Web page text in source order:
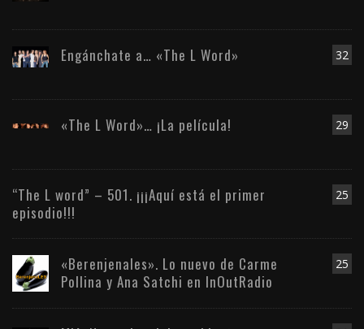
32
Engánchate a… «The L Word»
29
«The L Word»… ¡La película!
25
“The L word” – 501. ¡¡¡Aquí está el primer
episodio!!!
25
«Berenjenales». Lo nuevo de Carme
Pollina y Ana Satchi en InOutRadio